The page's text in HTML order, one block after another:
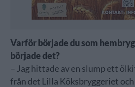
Varför började du som
började det?
– Jag hittade av en slump ett
från det Lilla Köksbryggeriet